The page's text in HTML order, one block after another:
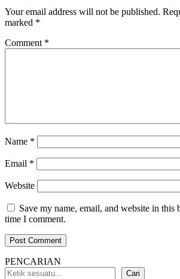
Your email address will not be published.
marked *
Comment *
Name *
Email *
Website
Save my name, email, and website in this
time I comment.
PENCARIAN
Cari